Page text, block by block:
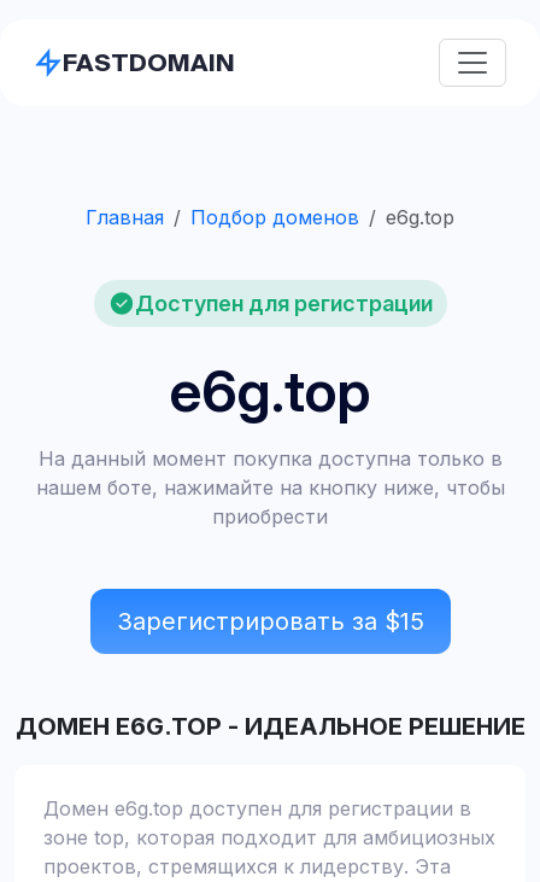
FASTDOMAIN
Главная Подбор доменов e6g.top
Доступен для регистрации
e6g.top
На данный момент покупка доступна только в
нашем боте, нажимайте на кнопку ниже, чтобы
приобрести
Зарегистрировать за $15
ДОМЕН E6G.TOP - ИДЕАЛЬНОЕ РЕШЕНИЕ
Домен e6g.top доступен для регистрации в
зоне top, которая подходит для амбициозных
проектов, стремящихся к лидерству. Эта